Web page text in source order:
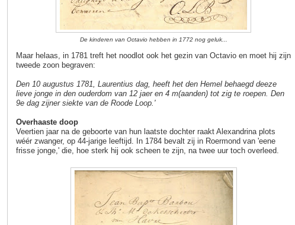
De kinderen van Octavio hebben in 1772 nog geluk...
Maar helaas, in 1781 treft het noodlot ook het gezin van Octavio en moet hij zijn
tweede zoon begraven:
Den 10 augustus 1781, Laurentius dag, heeft het den Hemel behaegd deeze
lieve jonge in den ouderdom van 12 jaer en 4 m(aanden) tot zig te roepen. Den
9e dag zijner siekte van de Roode Loop.'
Overhaaste doop
Veertien jaar na de geboorte van hun laatste dochter raakt Alexandrina plots
wéér zwanger, op 44-jarige leeftijd. In 1784 bevalt zij in Roermond van 'eene
frisse jonge,' die, hoe sterk hij ook scheen te zijn, na twee uur toch overleed.